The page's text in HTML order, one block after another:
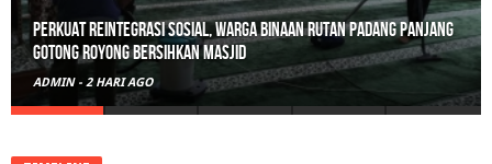
Polisi Sita 82 Paket Ganja Siap Edar di Tanah Datar
ADMIN - 3 HARI AGO